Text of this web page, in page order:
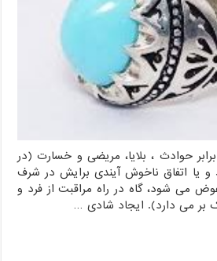
حوادث ، بلایا، مریضی و خسارت (در
و یا اتفاق ناخوش آیندی برایش در شرف
می شود، گاه در راه مراقبت از فرد و
بر می دارد). ایجاد شادی …